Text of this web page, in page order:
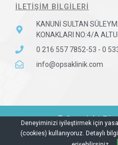
Deneyiminizi iyileştirmek için
(cookies) kullanıyoruz. Detaylı
İLETİŞİM BİLGİLERİ
KANUNİ SULTAN
KONAKLARI NO:4/A
0 216 557 7852-53 - 0
info@opsaklinik.com
© Copyright Tüm
Litesoft